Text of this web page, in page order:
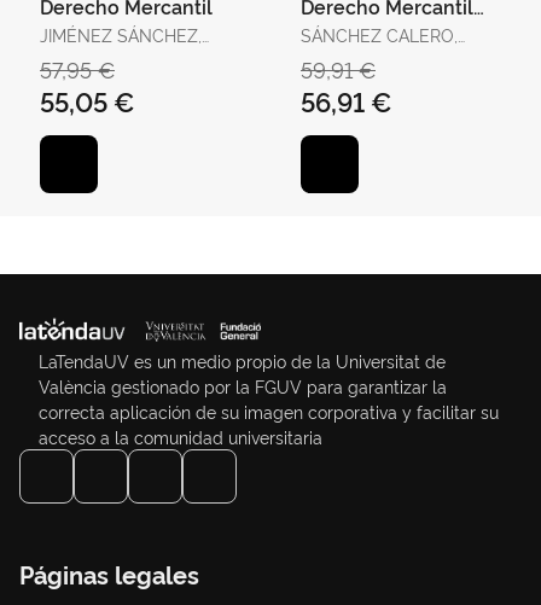
Derecho Mercantil
JIMÉNEZ SÁNCHEZ,
MORENO, ALBERTO /
BAENA BAENA, PEDRO /
CAMACHO DE LOS RIOS,
JAVIER / CRUZ RIVERO,
LEBRÓN, Mª JES
57,95 €
55,05 €
Derecho Mercantil
(Tomo I)
SÁNCHEZ CALERO,
59,91 €
56,91 €
LaTendaUV es un medio propio de la Universitat de
València gestionado por la FGUV para garantizar la
correcta aplicación de su imagen corporativa y facilitar su
acceso a la comunidad universitaria
Páginas legales